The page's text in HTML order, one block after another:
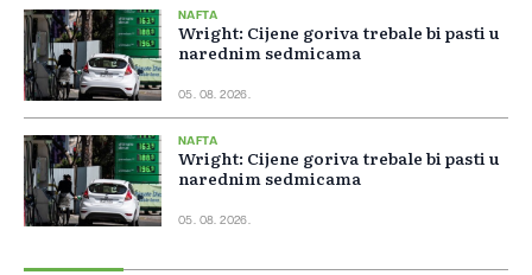
NAFTA
Wright: Cijene goriva trebale bi pasti u
narednim sedmicama
05. 08. 2026.
NAFTA
Wright: Cijene goriva trebale bi pasti u
narednim sedmicama
05. 08. 2026.